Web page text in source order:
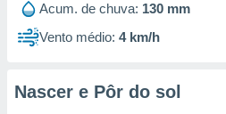
Acum. de chuva: 130 mm
Vento médio: 4 km/h
Nascer e Pôr do sol